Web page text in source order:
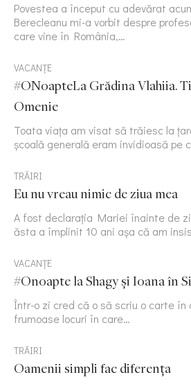
Povestea a început cu adevărat
Berecleanu mi-a vorbit despre
care vine în România,…
VACANȚE
#ONoapteLa Grădina Vlahiia.
Omenie
Toata viața am visat să trăiesc la
școală generală eram invidioasă pe
TRĂIRI
Eu nu vreau nimic de ziua mea
A fost declarația Mariei înainte de
ăsta a împlinit 10 ani așa că am
VACANȚE
#Onoapte la Shagy și Ioana în
Într-o zi cred că o să scriu o carte în
frumoase locuri în care…
TRĂIRI
Oamenii simpli fac diferența